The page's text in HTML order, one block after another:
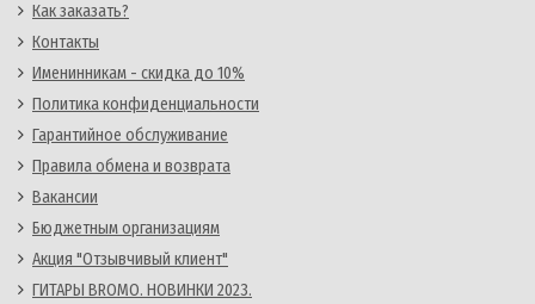
Как заказать?
Контакты
Именинникам - скидка до 10%
Политика конфиденциальности
Гарантийное обслуживание
Правила обмена и возврата
Вакансии
Бюджетным организациям
Акция "Отзывчивый клиент"
ГИТАРЫ BROMO. НОВИНКИ 2023.